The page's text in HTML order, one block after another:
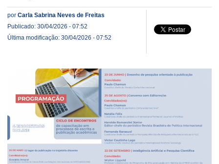
por Carla Sabrina Neves de Freitas
Publicado: 30/04/2026 - 07:52
Última modificação: 30/04/2026 - 07:52